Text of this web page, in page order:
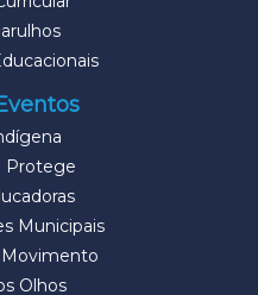
Protege
Municipais
Olhos